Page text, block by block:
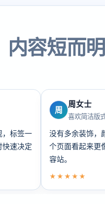
容短而
，标签一
快速决定
周
周女士
喜欢简洁版
没有多余装饰，
个页面看起来更
容站。
★★★★★